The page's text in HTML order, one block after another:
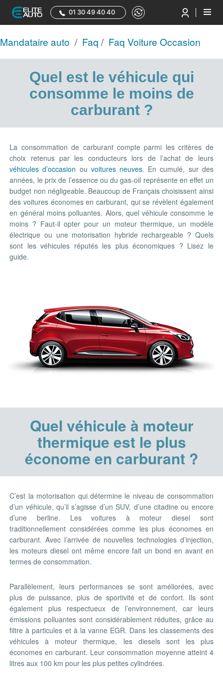
01 30 49 40 40
Mandataire auto / Faq / Faq Voiture Occasion
Quel est le véhicule qui
consomme le moins de
carburant ?
La consommation de carburant compte parmi les critères de
choix retenus par les conducteurs lors de l’achat de leurs
véhicules d’occasion ou voitures neuves. En cumulé, sur des
années, le prix de l’essence ou du gas-oil représente en effet un
budget non négligeable. Beaucoup de Français choisissent ainsi
des voitures économes en carburant, qui se révèlent également
en général moins polluantes. Alors, quel véhicule consomme le
moins ? Faut-il opter pour un moteur thermique, un modèle
électrique ou une motorisation hybride rechargeable ? Quels
sont les véhicules réputés les plus économiques ? Lisez le
guide.
Quel véhicule à moteur
thermique est le plus
économe en carburant ?
C’est la motorisation qui détermine le niveau de consommation
d’un véhicule, qu’il s’agisse d’un SUV, d’une citadine ou encore
d’une berline. Les voitures à moteur diesel sont
traditionnellement considérées comme les plus économes en
carburant. Avec l’arrivée de nouvelles technologies d’injection,
les moteurs diesel ont même encore fait un bond en avant en
termes de consommation.
Parallèlement, leurs performances se sont améliorées, avec
plus de puissance, plus de sportivité et de confort. Ils sont
également plus respectueux de l’environnement, car leurs
émissions polluantes sont considérablement réduites, grâce au
filtre à particules et à la vanne EGR. Dans les classements des
véhicules à moteur thermique, les diesels sont les plus
économes en carburant. Leur consommation moyenne atteint 4
litres aux 100 km pour les plus petites cylindrées.